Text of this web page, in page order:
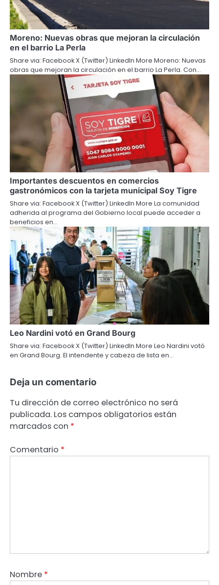
Moreno: Nuevas obras que mejoran la circulación
en el barrio La Perla
Share via: Facebook X (Twitter) LinkedIn More Moreno: Nuevas
obras que mejoran la circulación en el barrio La Perla. Con…
Importantes descuentos en comercios
gastronómicos con la tarjeta municipal Soy Tigre
Share via: Facebook X (Twitter) LinkedIn More La comunidad
adherida al programa del Gobierno local puede acceder a
beneficios en…
Leo Nardini votó en Grand Bourg
Share via: Facebook X (Twitter) LinkedIn More Leo Nardini votó
en Grand Bourg. El intendente y cabeza de lista en…
Deja un comentario
Tu dirección de correo electrónico no será
publicada. Los campos obligatorios están
marcados con *
Comentario *
Nombre *